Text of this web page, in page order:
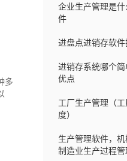
多
企业生产管理是
件
进盘点进销存软
进销存系统哪个
优点
工厂生产管理（
度）
生产管理软件，机
制造业生产过程